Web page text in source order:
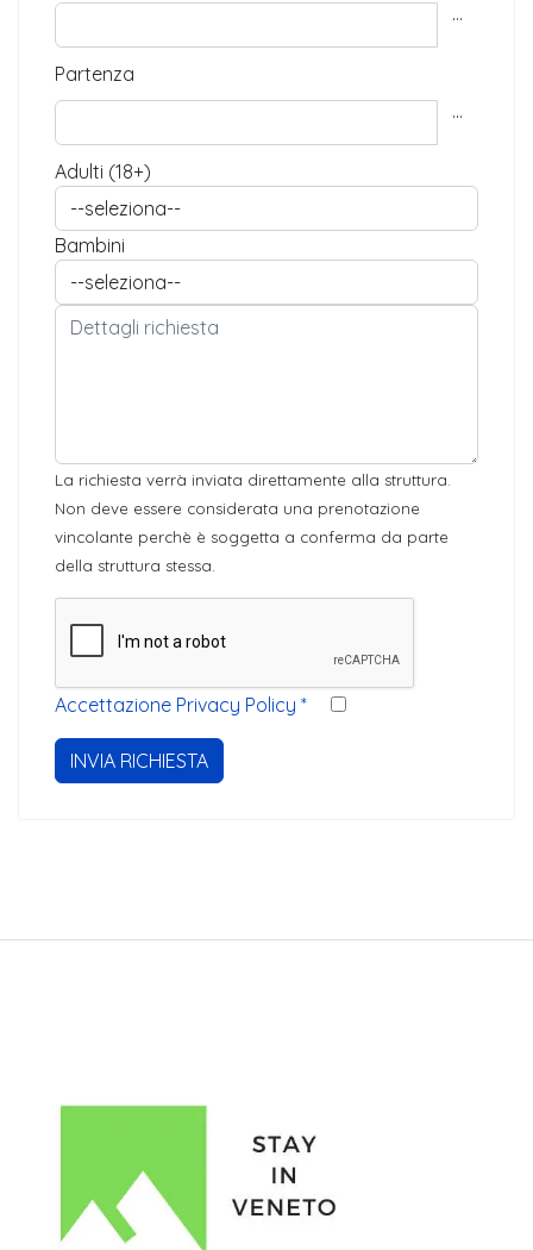
...
Partenza
...
Adulti (18+)
Bambini
La richiesta verrà inviata direttamente alla struttura.
Non deve essere considerata una prenotazione
vincolante perchè è soggetta a conferma da parte
della struttura stessa.
Accettazione Privacy Policy *
INVIA RICHIESTA